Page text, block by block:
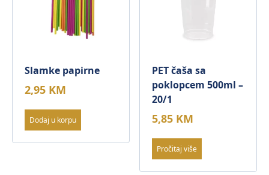
Slamke papirne
2,95 KM
Dodaj u korpu
PET čaša sa
poklopcem 500ml –
20/1
5,85 KM
Pročitaj više